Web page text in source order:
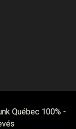
Québec 100% -